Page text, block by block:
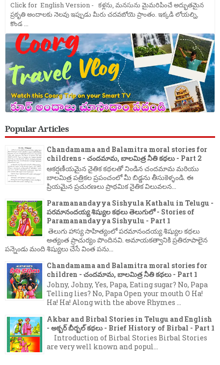
Click for English Version - కళ్లను, మనసును మైమరిపించే అద్భుతమైన
ప్రకృతి అందాలకు నెలవు ఇప్పుడు మీరు చదవబోయె ప్రాంతం. ఇక్కడి లోయల్ని,
కొండ ...
Popular Articles
Chandamama and Balamitra moral stories for
childrens - చందమామ, బాలమిత్ర నీతి కథలు - Part 2
ఆకర్షణీయమైన నైతిక కథలతో నిండిన చందమామ మరియు
బాలమిత్ర పత్రికల ప్రపంచంలో మీ బిడ్డను తీసుకెళ్ళండి. ఈ
ప్రియమైన ప్రచురణలు ప్రాథమిక నైతిక విలువలన...
Paramanandayya Sishyula Kathalu in Telugu -
పరమానందయ్య శిష్యుల కథలు తెలుగులో - Stories of
Paramanandayya Sishyulu - Part 1
తెలుగు హాస్య సాహిత్యంలో పరమానందయ్య శిష్యుల కథలు
అత్యంత ప్రాచుర్యం పొందినవి. అమాయకత్వానికి ప్రతిరూపాలైన
పన్నెండు మంది శిష్యులు చేసే వింత పను...
Chandamama and Balamitra moral stories for
children - చందమామ, బాలమిత్ర నీతి కథలు - Part 1
Johny, Johny, Yes, Papa, Eating sugar? No, Papa
Telling lies? No, Papa Open your mouth O Ha!
Ha! Ha! Along with the above Rhymes ...
Akbar and Birbal Stories in Telugu and English
- అక్బర్ బీర్బల్ కథలు - Brief History of Birbal - Part 1
Introduction of Birbal Stories Birbal Stories
are very well known and popul...